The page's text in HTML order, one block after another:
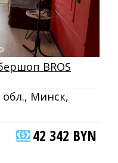
BROS
обл., Минск,
42 342 BYN